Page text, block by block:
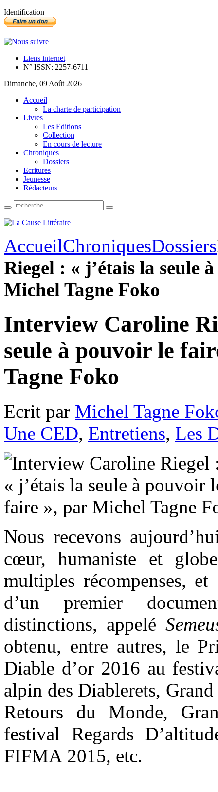
Identification
Liens internet
N° ISSN: 2257-6711
Dimanche, 09 Août 2026
Accueil
La charte de participation
Livres
Les Editions
Collection
En cours de lecture
Chroniques
Dossiers
Ecritures
Jeunesse
Rédacteurs
AccueilChroniquesDossiers
Riegel : « j’étais la seule
Michel Tagne Foko
Interview Caroline
seule à pouvoir le
Tagne Foko
Ecrit par Michel Tagne
Une CED, Entretiens, Les
Nous recevons
cœur, humaniste et
multiples récompenses,
d’un premier
distinctions, appelé
obtenu, entre autres, le
Diable d’or 2016 au
alpin des Diablerets,
Retours du Monde,
festival Regards
FIFMA 2015, etc.